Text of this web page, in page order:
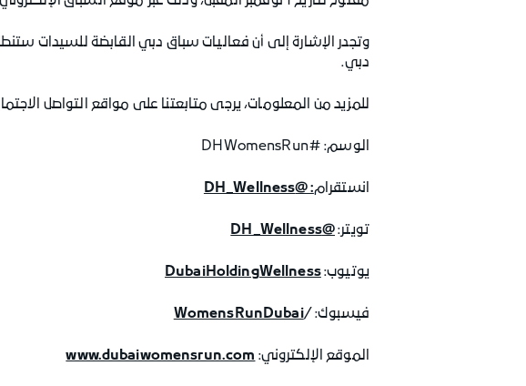
دبي.
للمزيد من المعلومات، يرجى متابعتنا على مواقع التواصل
الوسم: #DHWomensRun
انستقرام: @DH_Wellness
تويتر:@DH_Wellness
يوتيوب:DubaiHoldingWellness
فيسبوك: /WomensRunDubai
الموقع الإلكتروني:www.dubaiwomensrun.com